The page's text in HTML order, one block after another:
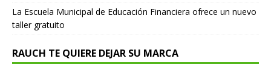
La Escuela Municipal de Educación Financiera ofrece un nuevo
taller gratuito
RAUCH TE QUIERE DEJAR SU MARCA